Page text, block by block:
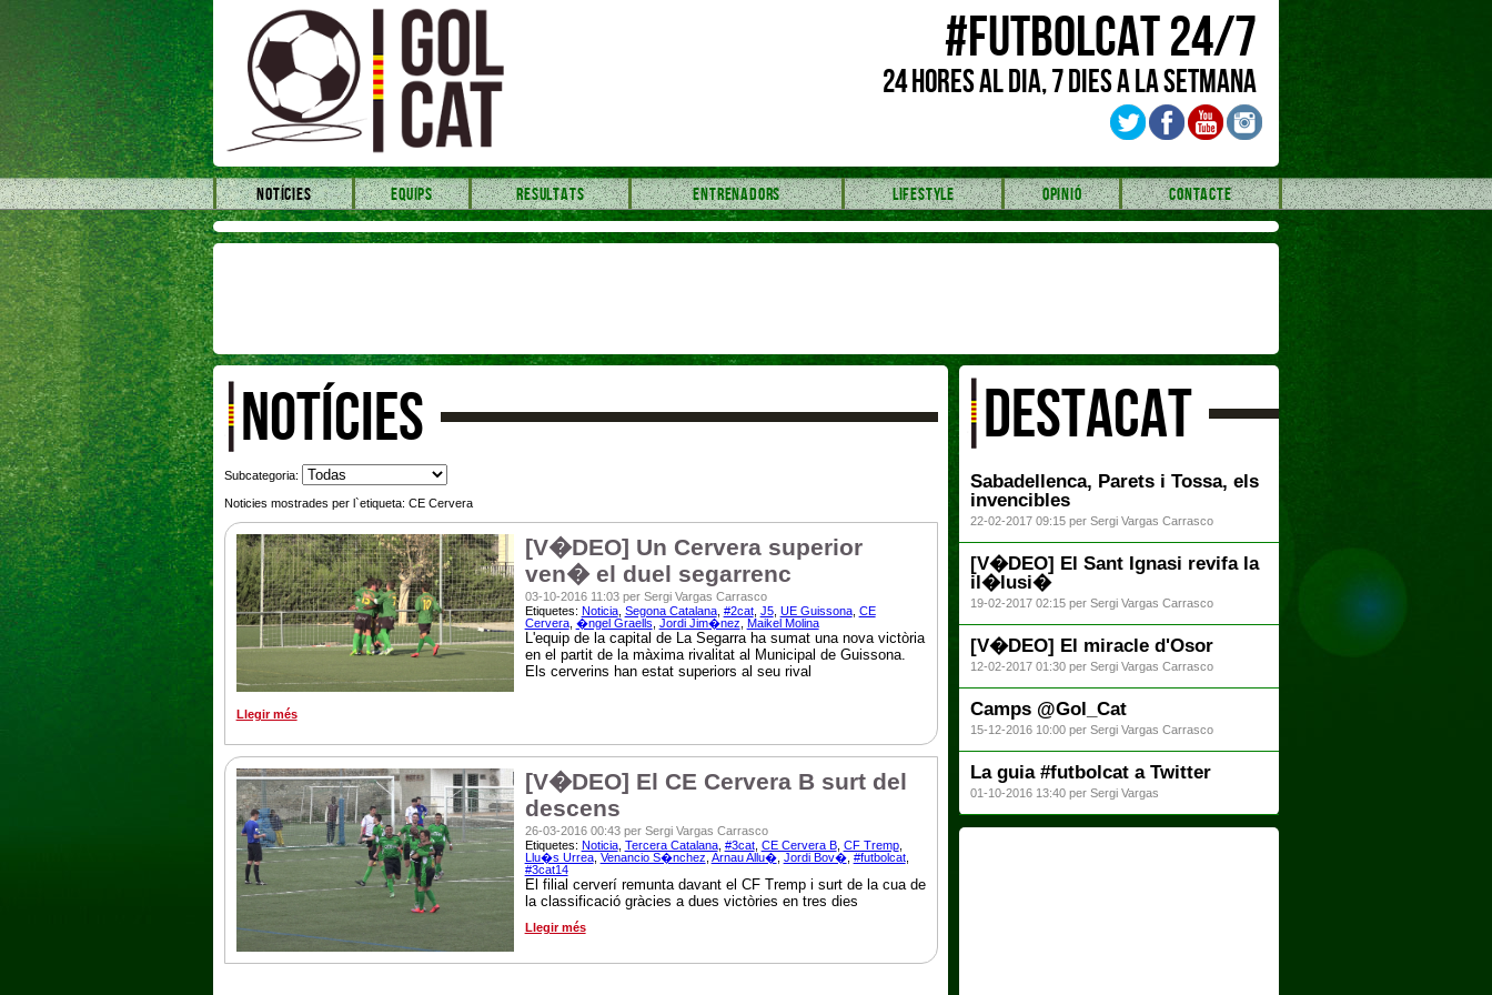
#FUTBOLCAT 24/7
24 HORES AL DIA, 7 DIES A LA SETMANA
NOTÍCIES EQUIPS RESULTATS ENTRENADORS LIFESTYLE OPINIÓ CONTACTE
NOTÍCIES
Subcategoria:
Noticies mostrades per l`etiqueta: CE Cervera
[V�DEO] Un Cervera superior
ven� el duel segarrenc
03-10-2016 11:03 per Sergi Vargas Carrasco
Etiquetes: Noticia, Segona Catalana, #2cat, J5, UE Guissona, CE
Cervera, �ngel Graells Jordi Jim�nez Maikel Molina
L'equip de la capital de La Segarra ha sumat una nova victòria
en el partit de la màxima rivalitat al Municipal de Guissona.
Els cerverins han estat superiors al seu rival
Llegir més
[V�DEO] El CE Cervera B surt del
descens
26-03-2016 00:43 per Sergi Vargas Carrasco
Etiquetes: Noticia, Tercera Catalana, #3cat, CE Cervera B, CF Tremp,
Llu�s Urrea, Venancio S�nchez Arnau Allu�, Jordi Bov�, #futbolcat,
#3cat14
El filial cerverí remunta davant el CF Tremp i surt de la cua de
la classificació gràcies a dues victòries en tres dies
Llegir més
DESTACAT
Sabadellenca, Parets i Tossa, els
invencibles
22-02-2017 09:15 per Sergi Vargas Carrasco
[V�DEO] El Sant Ignasi revifa la
il�lusi�
19-02-2017 02:15 per Sergi Vargas Carrasco
[V�DEO] El miracle d'Osor
12-02-2017 01:30 per Sergi Vargas Carrasco
Camps @Gol_Cat
15-12-2016 10:00 per Sergi Vargas Carrasco
La guia #futbolcat a Twitter
01-10-2016 13:40 per Sergi Vargas